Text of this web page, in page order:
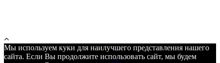
Мы используем куки для наилучшего представления нашего
сайта. Если Вы продолжите использовать сайт, мы будем